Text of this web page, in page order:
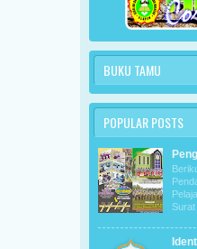
BUKU TAMU
POPULAR POSTS